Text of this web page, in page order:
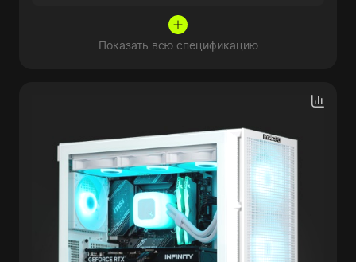
Показать всю спецификацию